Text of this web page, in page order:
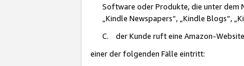
Software oder Produkte, die unter dem
„Kindle Newspapers“, „Kindle Blogs“,
C. der Kunde ruft eine Amazon-
einer der folgenden Fälle eintritt: